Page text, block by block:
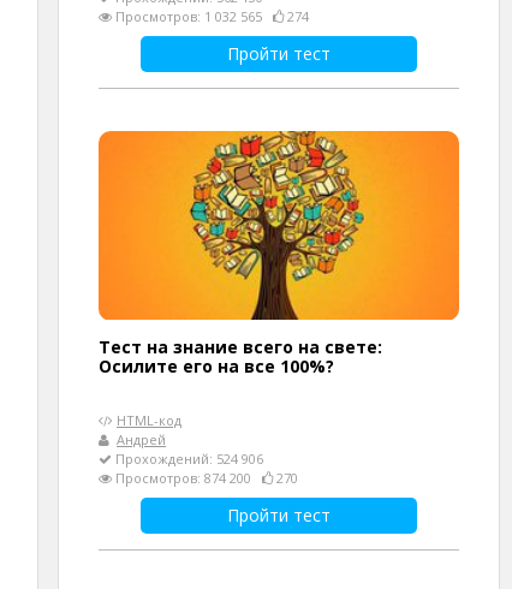
Просмотров: 1 032 565
274
Пройти тест
Тест на знание всего на свете:
Осилите его на все 100%?
HTML-код
Андрей
Прохождений: 524 906
Просмотров: 874 200
270
Пройти тест